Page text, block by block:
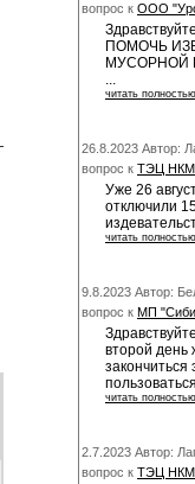
вопрос к ООО
ПОМОЧЬ
МУСОРНОЙ
...
читать полностью
26.8.2023 Автор:
вопрос к ТЭЦ
Уже 26
отключили
читать полностью
9.8.2023 Автор:
вопрос к МП
второй день
закончиться
читать полностью
2.7.2023 Автор:
вопрос к ТЭЦ